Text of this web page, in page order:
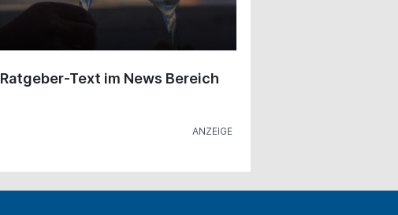
Ratgeber-Text im News Bereich